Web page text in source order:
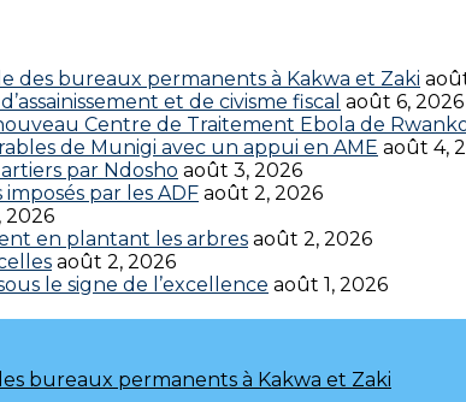
des bureaux permanents à Kakwa et Zaki
et de civisme fiscal août 6, 2026
Centre de Traitement Ebola de
de Munigi avec un appui en AME‎‎ août 4,
par Ndosho août 3, 2026
par les ADF août 2, 2026
2026
en plantant les arbres août 2, 2026
août 2, 2026
le signe de l’excellence août 1, 2026